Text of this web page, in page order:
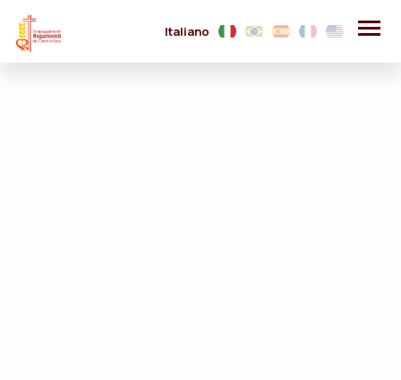
Italiano